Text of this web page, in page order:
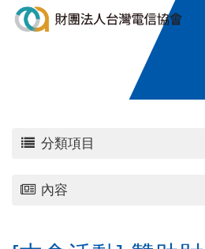
分類項目
內容